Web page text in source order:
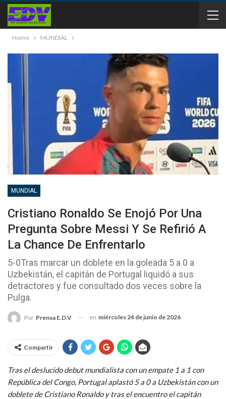
Home MUNDIAL
MUNDIAL
Cristiano Ronaldo Se Enojó Por Una
Pregunta Sobre Messi Y Se Refirió A
La Chance De Enfrentarlo
5-0Tras marcar un doblete en la goleada 5 a 0 a
Uzbekistán, el capitán de Portugal liquidó a sus
detractores y fue consultado dos veces sobre la
Pulga.
Por Prensa E.D.V en miércoles 24 de junio de 2026
Compartir
Tras el deslucido debut mundialista con un empate 1 a 1 con
República del Congo, Portugal aplastó 5 a 0 a Uzbekistán con un
doblete de Cristiano Ronaldo y tras el encuentro el capitán